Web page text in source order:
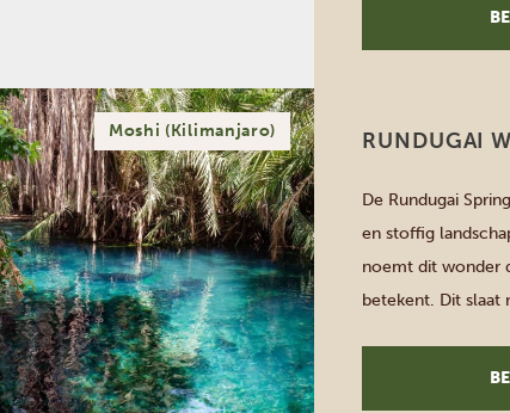
Moshi (Kilimanjaro) RUNDUGAI
De Rundugai
en stoffig
noemt dit wonder
betekent. Dit